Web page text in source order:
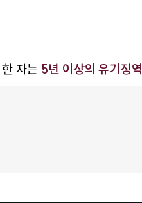
자는 5년 이상의 유기징역